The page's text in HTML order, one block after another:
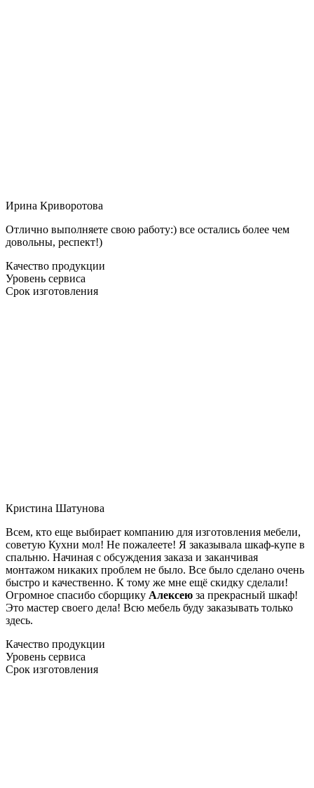
Ирина Криворотова
Отлично выполняете свою работу:) все остались более чем
довольны, респект!)
Качество продукции
Уровень сервиса
Срок изготовления
Кристина Шатунова
Всем, кто еще выбирает компанию для изготовления мебели,
советую Кухни мол! Не пожалеете! Я заказывала шкаф-купе в
спальню. Начиная с обсуждения заказа и заканчивая
монтажом никаких проблем не было. Все было сделано очень
быстро и качественно. К тому же мне ещё скидку сделали!
Огромное спасибо сборщику Алексею за прекрасный шкаф!
Это мастер своего дела! Всю мебель буду заказывать только
здесь.
Качество продукции
Уровень сервиса
Срок изготовления